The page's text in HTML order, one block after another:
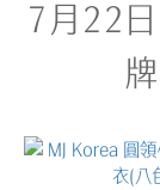
7月22